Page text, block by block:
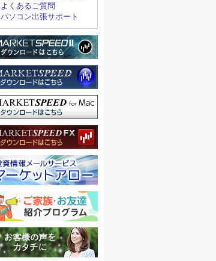
よくあるご質問
パソコン出張サポート